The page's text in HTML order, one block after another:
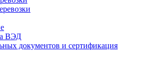
ВЭД
документов и сертификация